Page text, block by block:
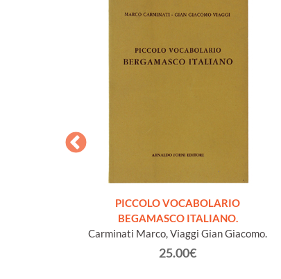
PICCOLO VOCABOLARIO
BEGAMASCO ITALIANO.
Carminati Marco, Viaggi Gian Giacomo.
25.00€